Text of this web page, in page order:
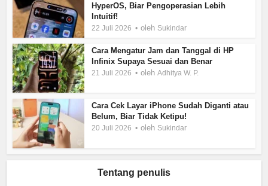
HyperOS, Biar Pengoperasian Lebih
Intuitif!
22 Juli 2026 oleh Sukindar
Cara Mengatur Jam dan Tanggal di HP
Infinix Supaya Sesuai dan Benar
21 Juli 2026 olehAdhitya W. P.
Cara Cek Layar iPhone Sudah Diganti atau
Belum, Biar Tidak Ketipu!
20 Juli 2026 oleh Sukindar
Tentang penulis